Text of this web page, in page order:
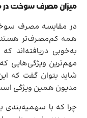
میزان مصرف سوخت در
در مقایسه مصرف
همه کم‌مصرف‌تر
به‌خوبی دریافته‌اند
مهم‌ترین ویژگی‌هایی
شاید بتوان گفت که
مدیون همین ویژگی
چرا که با سهمیه‌بندی